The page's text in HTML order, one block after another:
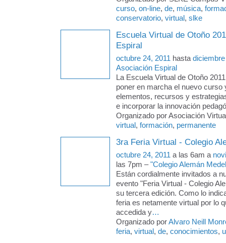
curso, on-line, de, música,
conservatorio, virtual, slke
Escuela Virtual de Otoño
Espiral
octubre 24, 2011 hasta
Asociación Espiral
La Escuela Virtual de Otoño
poner en marcha el nuevo curso
elementos, recursos y
e incorporar la innovación
Organizado por Asociación
virtual, formación, permanente
3ra Feria Virtual - Colegio
octubre 24, 2011 a las 6am a
las 7pm –"Colegio Alemán
Están cordialmente invitados a
evento "Feria Virtual - Colegio
su tercera edición. Como lo
feria es netamente virtual por lo
accedida y…
Organizado porAlvaro Neill
feria, virtual, de, conocimientos,